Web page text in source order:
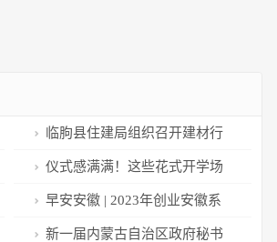
临朐县住建局组织召开建材行
业企业与开发企业对接洽谈活动
仪式感满满！这些花式开学场
面真给力，有你家娃同款吗？
早安安徽 | 2023年创业安徽系
列专项活动部署开展
新一届内蒙古自治区政府秘书